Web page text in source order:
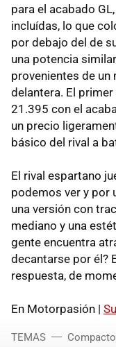
para el acabado
incluídas, lo que
por debajo del de
una potencia
provenientes de
delantera. El
21.395 con el
un precio
básico del rival a
El rival espartano
podemos ver y por
una versión con
mediano y una
gente encuentra
decantarse por él?
respuesta, de
En Motorpasión |
TEMAS